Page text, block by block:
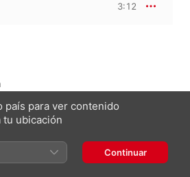
3:12
país para ver contenido
ubicación
Continuar